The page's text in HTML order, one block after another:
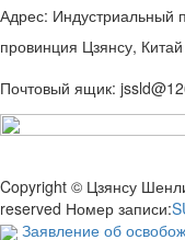
Адрес: Индустриальный
провинция Цзянсу, Китай
Почтовый ящик:
Copyright © Цзянсу
reserved Номер записи:
Заявление об